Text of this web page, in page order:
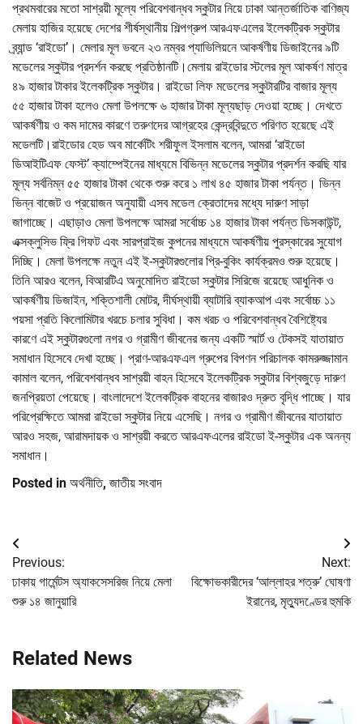
প্রথমবারের মতো সাশ্রয়ী মূল্যে পরিবেশবান্ধব স্কুটার নিয়ে ঢাকা আন্তর্জাতিক বাণিজ্য
মেলায় হাজির হয়েছে দেশের শীর্ষস্থানীয় শিল্পগ্রুপ আরএফএলের ইলেকট্রিক স্কুটার
ব্র্যান্ড ‘রাইডো’। মেলার মূল ভবনে ২৩ নম্বর প্যাভিলিয়নে আকর্ষণীয় ডিজাইনের ৯টি
মডেলের স্কুটার প্রদর্শন করছে প্রতিষ্ঠানটি।মেলায় রাইডোর স্টলের মূল আকর্ষণ মাত্র
৪৯ হাজার টাকার ইলেকট্রিক স্কুটার। রাইডো লিফ মডেলের স্কুটারটির বাজার মূল্য
৫৫ হাজার টাকা হলেও মেলা উপলক্ষে ৬ হাজার টাকা মূল্যছাড় দেওয়া হচ্ছে। দেখতে
আকর্ষণীয় ও কম দামের কারণে তরুণদের আগ্রহের কেন্দ্রবিন্দুতে পরিণত হয়েছে এই
মডেলটি।রাইডোর হেড অব মার্কেটিং শরীফুল ইসলাম বলেন, আমরা ‘রাইডো
ডিআইটিএফ ফেস্ট’ ক্যাম্পেইনের মাধ্যমে বিভিন্ন মডেলের স্কুটার প্রদর্শন করছি যার
মূল্য সর্বনিম্ন ৫৫ হাজার টাকা থেকে শুরু করে ১ লাখ ৪৫ হাজার টাকা পর্যন্ত। ভিন্ন
ভিন্ন বাজেট ও প্রয়োজন অনুযায়ী এসব মডেল ক্রেতাদের মধ্যে দারুণ সাড়া
জাগাচ্ছে। এছাড়াও মেলা উপলক্ষে আমরা সর্বোচ্চ ১৪ হাজার টাকা পর্যন্ত ডিসকাউন্ট,
এক্সক্লুসিভ ফ্রি গিফট এবং সারপ্রাইজ কুপনের মাধ্যমে আকর্ষণীয় পুরস্কারের সুযোগ
দিচ্ছি। মেলা উপলক্ষে নতুন এই ই-স্কুটারগুলোর প্রি-বুকিং কার্যক্রমও শুরু হয়েছে।
তিনি আরও বলেন, বিআরটিএ অনুমোদিত রাইডো স্কুটার সিরিজে রয়েছে আধুনিক ও
আকর্ষণীয় ডিজাইন, শক্তিশালী মোটর, দীর্ঘস্থায়ী ব্যাটারি ব্যাকআপ এবং সর্বোচ্চ ১১
পয়সা প্রতি কিলোমিটার খরচে চলার সুবিধা। কম খরচ ও পরিবেশবান্ধব বৈশিষ্ট্যের
কারণে এই স্কুটারগুলো নগর ও গ্রামীণ জীবনের জন্য একটি স্মার্ট ও টেকসই যাতায়াত
সমাধান হিসেবে দেখা হচ্ছে। প্রাণ-আরএফএল গ্রুপের বিপণন পরিচালক কামরুজ্জামান
কামাল বলেন, পরিবেশবান্ধব সাশ্রয়ী বাহন হিসেবে ইলেকট্রিক স্কুটার বিশ্বজুড়ে দারুণ
জনপ্রিয়তা পেয়েছে। বাংলাদেশে ইলেকট্রিক বাহনের বাজারও দ্রুত বৃদ্ধি পাচ্ছে। যার
পরিপ্রেক্ষিতে আমরা রাইডো স্কুটার নিয়ে এসেছি। নগর ও গ্রামীণ জীবনের যাতায়াত
আরও সহজ, আরামদায়ক ও সাশ্রয়ী করতে আরএফএলের রাইডো ই-স্কুটার এক অনন্য
সমাধান।
Posted in অর্থনীতি, জাতীয় সংবাদ
Post
navigation
Previous:
ঢাকায় গার্মেন্টস অ্যাকসেসরিজ নিয়ে মেলা
শুরু ১৪ জানুয়ারি
Next:
বিক্ষোভকারীদের ‘আল্লাহর শত্রু’ ঘোষণা
ইরানের, মৃত্যুদণ্ডের হুমকি
Related News